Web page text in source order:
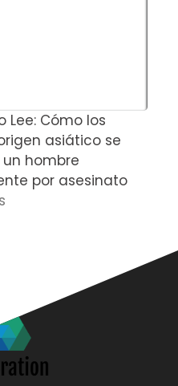
Lee: Cómo los
asiático se
hombre
por asesinato